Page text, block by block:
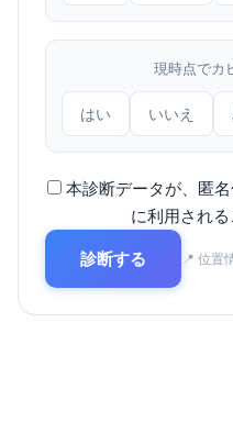
現時点でカ
はい いいえ
本診断データが、匿
に利用され
診断する 📍 位置